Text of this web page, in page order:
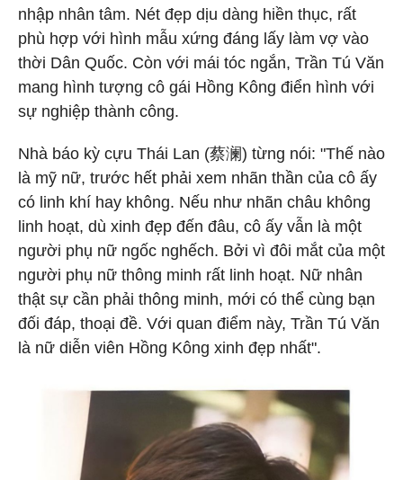
nhập nhân tâm. Nét đẹp dịu dàng hiền thục, rất
phù hợp với hình mẫu xứng đáng lấy làm vợ vào
thời Dân Quốc. Còn với mái tóc ngắn, Trần Tú Văn
mang hình tượng cô gái Hồng Kông điển hình với
sự nghiệp thành công.
Nhà báo kỳ cựu Thái Lan (蔡澜) từng nói: "Thế nào
là mỹ nữ, trước hết phải xem nhãn thần của cô ấy
có linh khí hay không. Nếu như nhãn châu không
linh hoạt, dù xinh đẹp đến đâu, cô ấy vẫn là một
người phụ nữ ngốc nghếch. Bởi vì đôi mắt của một
người phụ nữ thông minh rất linh hoạt. Nữ nhân
thật sự cần phải thông minh, mới có thể cùng bạn
đối đáp, thoại đề. Với quan điểm này, Trần Tú Văn
là nữ diễn viên Hồng Kông xinh đẹp nhất".